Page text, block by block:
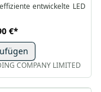
entwickelte LED
€*
COMPANY LIMITED